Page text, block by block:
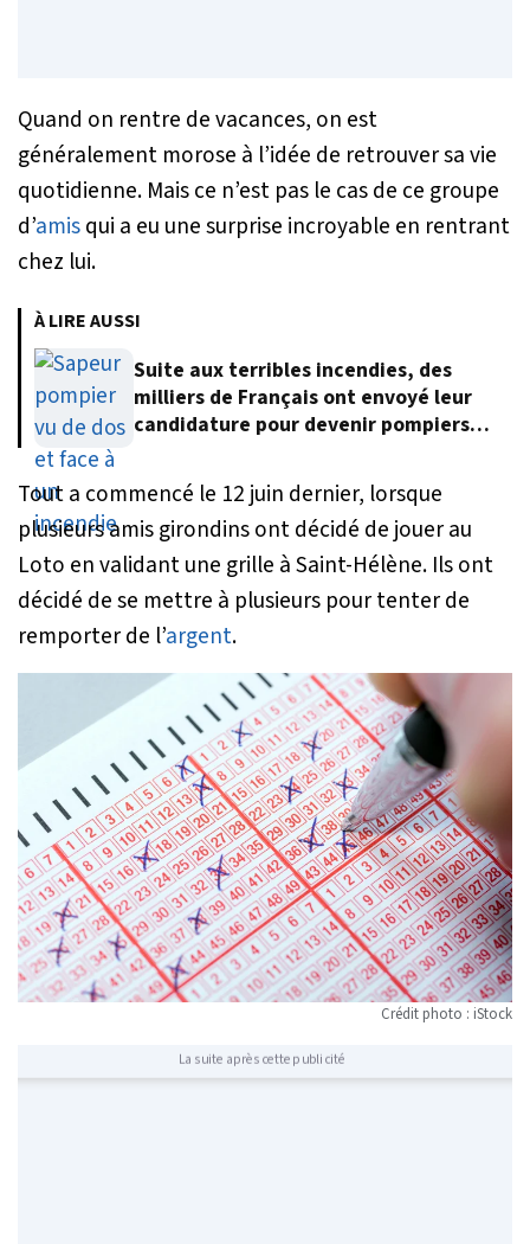
Quand on rentre de vacances, on est
généralement morose à l’idée de retrouver sa vie
quotidienne. Mais ce n’est pas le cas de ce groupe
d’amisqui a eu une surprise incroyable en rentrant
chez lui.
À LIRE AUSSI
Suite aux terribles incendies, des
milliers de Français ont envoyé leur
candidature pour devenir pompiers
Tout a commencé le 12 juin dernier, lorsque
plusieurs amis girondins ont décidé de jouer au
Loto en validant une grille à Saint-Hélène. Ils ont
décidé de se mettre à plusieurs pour tenter de
remporter de l’argent.
Crédit photo : iStock
La suite après cette publicité